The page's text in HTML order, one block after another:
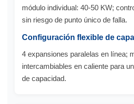
módulo individual: 40-50 KW;
sin riesgo de punto único de falla.
Configuración flexible de
4 expansiones paralelas en línea;
intercambiables en caliente para
de capacidad.